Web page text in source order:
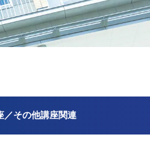
／その他講座関連